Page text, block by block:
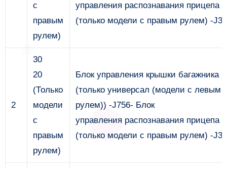
с
правым
рулем)
управления распознавания прицепа
(только модели с правым рулем) -
2
30
20
(Только
модели
с
правым
рулем)
Блок управления крышки багажника 2
(только универсал (модели с левым
рулем)) -J756- Блок
управления распознавания прицепа
(только модели с правым рулем) -